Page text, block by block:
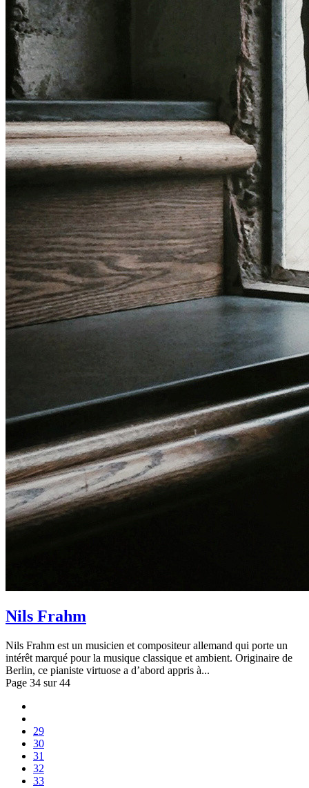
Nils Frahm
Nils Frahm est un musicien et compositeur allemand qui porte un
intérêt marqué pour la musique classique et ambient. Originaire de
Berlin, ce pianiste virtuose a d’abord appris à...
Page 34 sur 44
29
30
31
32
33